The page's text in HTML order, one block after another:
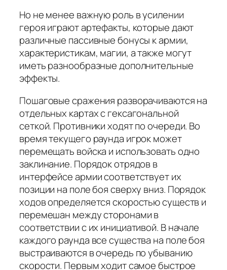
Но не менее важную роль в усилении
героя играют артефакты, которые дают
различные пассивные бонусы к армии,
характеристикам, магии, а также могут
иметь разнообразные дополнительные
эффекты.
Пошаговые сражения разворачиваются на
отдельных картах с гексагональной
сеткой. Противники ходят по очереди. Во
время текущего раунда игрок может
перемещать войска и использовать одно
заклинание. Порядок отрядов в
интерфейсе армии соответствует их
позиции на поле боя сверху вниз. Порядок
ходов определяется скоростью существ и
перемешан между сторонами в
соответствии с их инициативой. В начале
каждого раунда все существа на поле боя
выстраиваются в очередь по убыванию
скорости. Первым ходит самое быстрое